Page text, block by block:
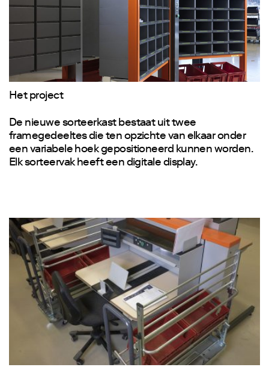
Het project
De nieuwe sorteerkast bestaat uit twee
framegedeeltes die ten opzichte van elkaar onder
een variabele hoek gepositioneerd kunnen worden.
Elk sorteervak heeft een digitale display.